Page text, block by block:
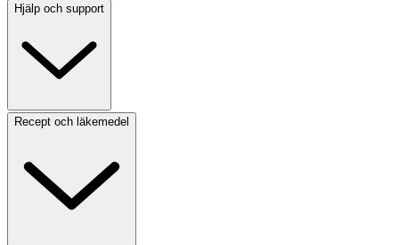
Hjälp och support
Recept och läkemedel